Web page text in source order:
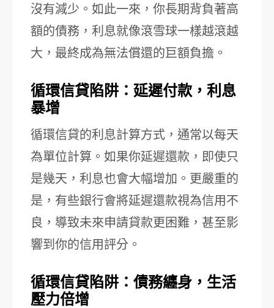
沒有減少。如此一來，你長期背負著高
額的債務，利息就像滾雪球一樣越滾越
大，最終成為無法償還的巨額負擔。
循環信貸陷阱：延遲付款，利息
暴增
循環信貸的利息計算方式，通常以每天
為單位計算。如果你延遲還款，即使只
是幾天，利息也會大幅增加。更嚴重的
是，有些銀行會將延遲還款視為信用不
良，導致未來申請貸款更困難，甚至影
響到你的信用評分。
循環信貸陷阱：債務纏身，生活
壓力倍增